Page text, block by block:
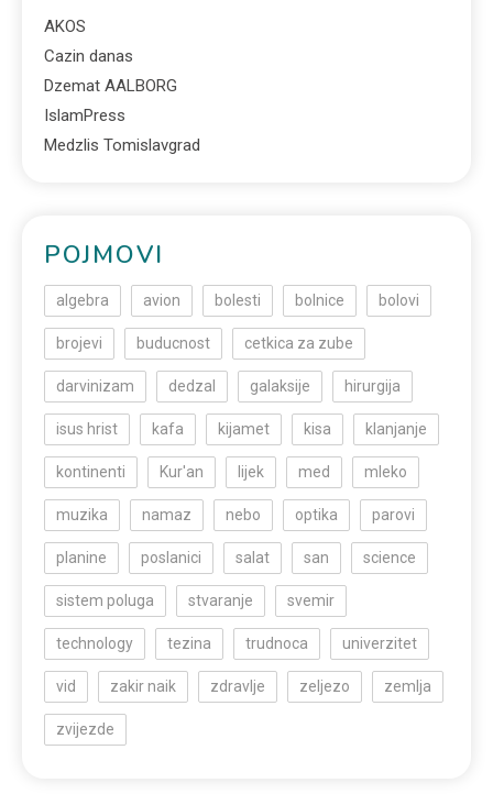
AKOS
Cazin danas
Dzemat AALBORG
IslamPress
Medzlis Tomislavgrad
POJMOVI
algebra avion bolesti bolnice bolovi
brojevi buducnost cetkica za zube
darvinizam dedzal galaksije hirurgija
isus hrist kafa kijamet kisa klanjanje
kontinenti Kur'an lijek med mleko
muzika namaz nebo optika parovi
planine poslanici salat san science
sistem poluga stvaranje svemir
technology tezina trudnoca univerzitet
vid zakir naik zdravlje zeljezo zemlja
zvijezde